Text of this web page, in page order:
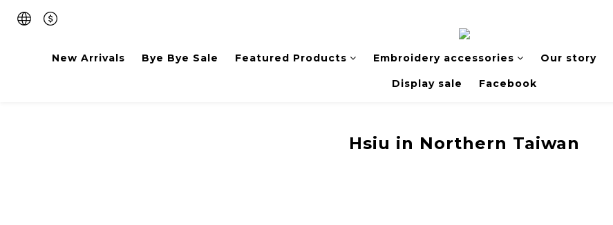
New Arrivals Bye Bye Sale Featured Products Embroidery accessories Our story
Display sale Facebook
Hsiu in Northern Taiwan